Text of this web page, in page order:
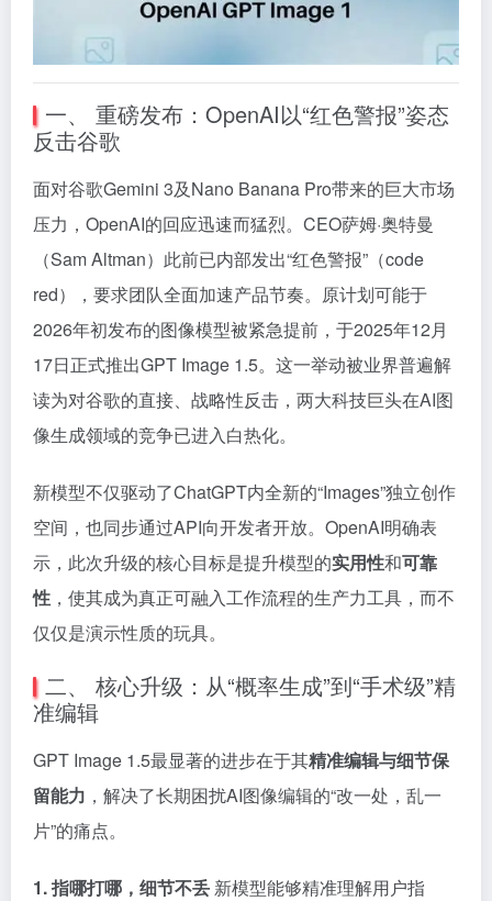
一、 重磅发布：OpenAI以“红色警报”姿态
反击谷歌
面对谷歌Gemini 3及Nano Banana Pro带来的巨大市场
压力，OpenAI的回应迅速而猛烈。CEO萨姆·奥特曼
（Sam Altman）此前已内部发出“红色警报”（code
red），要求团队全面加速产品节奏。原计划可能于
2026年初发布的图像模型被紧急提前，于2025年12月
17日正式推出GPT Image 1.5。这一举动被业界普遍解
读为对谷歌的直接、战略性反击，两大科技巨头在AI图
像生成领域的竞争已进入白热化。
新模型不仅驱动了ChatGPT内全新的“Images”独立创作
空间，也同步通过API向开发者开放。OpenAI明确表
示，此次升级的核心目标是提升模型的实用性和可靠
性 ，使其成为真正可融入工作流程的生产力工具，而不
仅仅是演示性质的玩具。
二、 核心升级：从“概率生成”到“手术级”精
准编辑
GPT Image 1.5最显著的进步在于其精准编辑与细节保
留能力 ，解决了长期困扰AI图像编辑的“改一处，乱一
片”的痛点。
1. 指哪打哪，细节不丢 新模型能够精准理解用户指